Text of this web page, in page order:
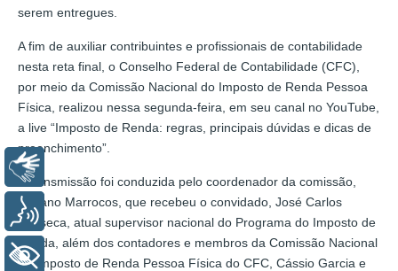
serem entregues.
A fim de auxiliar contribuintes e profissionais de contabilidade
nesta reta final, o Conselho Federal de Contabilidade (CFC),
por meio da Comissão Nacional do Imposto de Renda Pessoa
Física, realizou nessa segunda-feira, em seu canal no YouTube,
a live “Imposto de Renda: regras, principais dúvidas e dicas de
preenchimento”.
A transmissão foi conduzida pelo coordenador da comissão,
Adriano Marrocos, que recebeu o convidado, José Carlos
Fonseca, atual supervisor nacional do Programa do Imposto de
Renda, além dos contadores e membros da Comissão Nacional
do Imposto de Renda Pessoa Física do CFC, Cássio Garcia e
Voz
+ Acessibilidade